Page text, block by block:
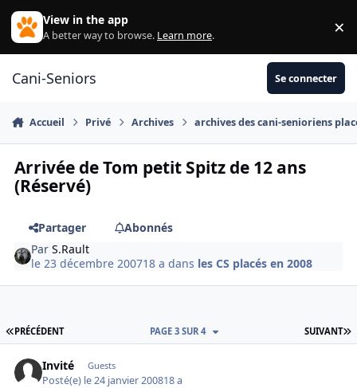
Aller au contenu
View in the app
A better way to browse. Learn more. ×
Cani-Seniors Se connecter
Accueil Privé Archives archives des cani-senioriens
Arrivée de Tom petit Spitz de 12 ans
(Réservé)
Partager
Abonnés
ParS.Rault
le 23 décembre 200718 a dans les CS placés en 2008
PREMIÈRE PAGE
PRÉCÉDENT SUIVANT
PAGE 3 SUR 4
Invité Guests
Posté(e) le 24 janvier 200818 a